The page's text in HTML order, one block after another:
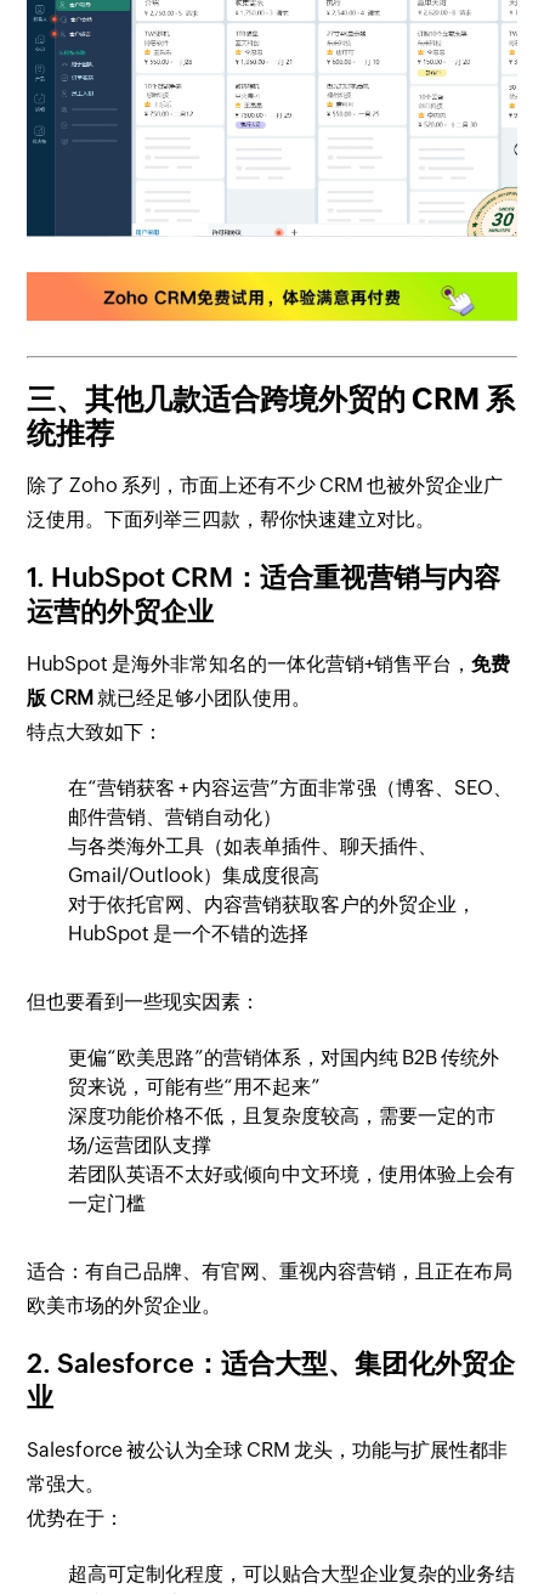
三、其他几款适合跨境外贸的 CRM 系
统推荐
除了 Zoho 系列，市面上还有不少 CRM 也被外贸企业广
泛使用。下面列举三四款，帮你快速建立对比。
1. HubSpot CRM：适合重视营销与内容
运营的外贸企业
HubSpot 是海外非常知名的一体化营销+销售平台，免费
版 CRM 就已经足够小团队使用。
特点大致如下：
在“营销获客 + 内容运营”方面非常强（博客、SEO、
邮件营销、营销自动化）
与各类海外工具（如表单插件、聊天插件、
Gmail/Outlook）集成度很高
对于依托官网、内容营销获取客户的外贸企业，
HubSpot 是一个不错的选择
但也要看到一些现实因素：
更偏“欧美思路”的营销体系，对国内纯 B2B 传统外
贸来说，可能有些“用不起来”
深度功能价格不低，且复杂度较高，需要一定的市
场/运营团队支撑
若团队英语不太好或倾向中文环境，使用体验上会有
一定门槛
适合：有自己品牌、有官网、重视内容营销，且正在布局
欧美市场的外贸企业。
2. Salesforce：适合大型、集团化外贸企
业
Salesforce 被公认为全球 CRM 龙头，功能与扩展性都非
常强大。
优势在于：
超高可定制化程度，可以贴合大型企业复杂的业务结